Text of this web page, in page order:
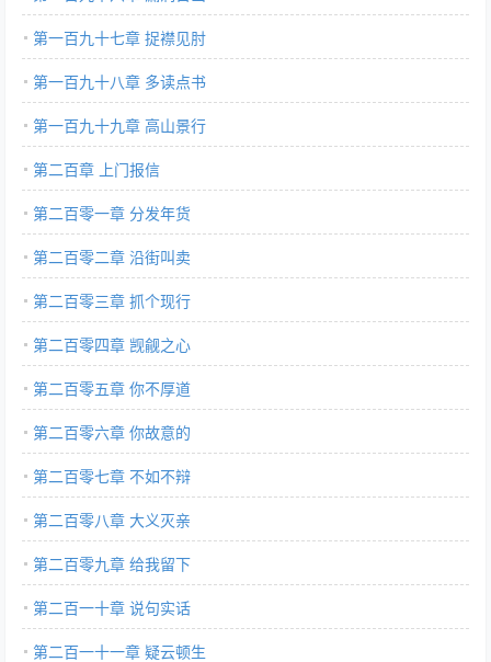
第一百九十七章 捉襟见肘
第一百九十八章 多读点书
第一百九十九章 高山景行
第二百章 上门报信
第二百零一章 分发年货
第二百零二章 沿街叫卖
第二百零三章 抓个现行
第二百零四章 觊觎之心
第二百零五章 你不厚道
第二百零六章 你故意的
第二百零七章 不如不辩
第二百零八章 大义灭亲
第二百零九章 给我留下
第二百一十章 说句实话
第二百一十一章 疑云顿生